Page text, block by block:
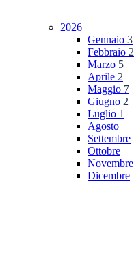
2026
Gennaio 3
Febbraio 2
Marzo 5
Aprile 2
Maggio 7
Giugno 2
Luglio 1
Agosto
Settembre
Ottobre
Novembre
Dicembre